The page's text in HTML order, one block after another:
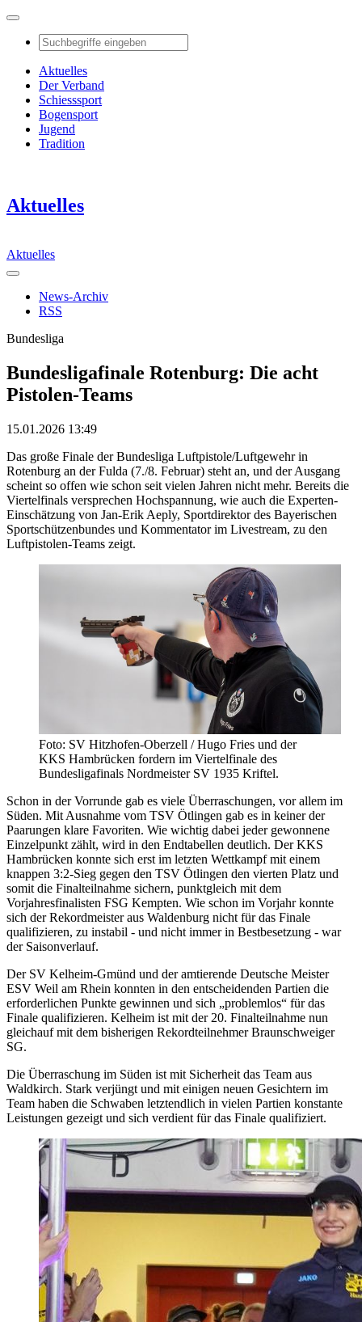
Aktuelles
Der Verband
Schiesssport
Bogensport
Jugend
Tradition
Aktuelles
Aktuelles
News-Archiv
RSS
Bundesliga
Bundesligafinale Rotenburg: Die acht
Pistolen-Teams
15.01.2026 13:49
Das große Finale der Bundesliga Luftpistole/Luftgewehr in
Rotenburg an der Fulda (7./8. Februar) steht an, und der Ausgang
scheint so offen wie schon seit vielen Jahren nicht mehr. Bereits die
Viertelfinals versprechen Hochspannung, wie auch die Experten-
Einschätzung von Jan-Erik Aeply, Sportdirektor des Bayerischen
Sportschützenbundes und Kommentator im Livestream, zu den
Luftpistolen-Teams zeigt.
Foto: SV Hitzhofen-Oberzell / Hugo Fries und der
KKS Hambrücken fordern im Viertelfinale des
Bundesligafinals Nordmeister SV 1935 Kriftel.
Schon in der Vorrunde gab es viele Überraschungen, vor allem im
Süden. Mit Ausnahme vom TSV Ötlingen gab es in keiner der
Paarungen klare Favoriten. Wie wichtig dabei jeder gewonnene
Einzelpunkt zählt, wird in den Endtabellen deutlich. Der KKS
Hambrücken konnte sich erst im letzten Wettkampf mit einem
knappen 3:2-Sieg gegen den TSV Ötlingen den vierten Platz und
somit die Finalteilnahme sichern, punktgleich mit dem
Vorjahresfinalisten FSG Kempten. Wie schon im Vorjahr konnte
sich der Rekordmeister aus Waldenburg nicht für das Finale
qualifizieren, zu instabil - und nicht immer in Bestbesetzung - war
der Saisonverlauf.
Der SV Kelheim-Gmünd und der amtierende Deutsche Meister
ESV Weil am Rhein konnten in den entscheidenden Partien die
erforderlichen Punkte gewinnen und sich „problemlos“ für das
Finale qualifizieren. Kelheim ist mit der 20. Finalteilnahme nun
gleichauf mit dem bisherigen Rekordteilnehmer Braunschweiger
SG.
Die Überraschung im Süden ist mit Sicherheit das Team aus
Waldkirch. Stark verjüngt und mit einigen neuen Gesichtern im
Team haben die Schwaben letztendlich in vielen Partien konstante
Leistungen gezeigt und sich verdient für das Finale qualifiziert.